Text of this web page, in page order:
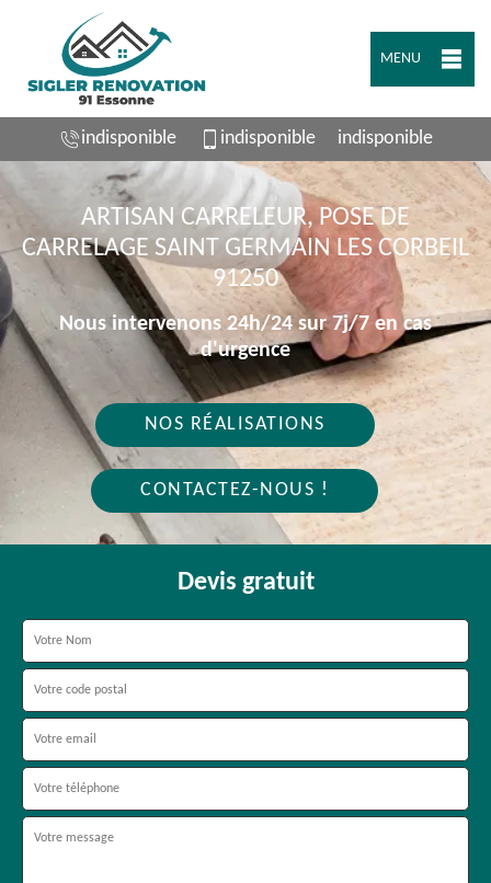
MENU
indisponible indisponible indisponible
ARTISAN CARRELEUR, POSE DE
CARRELAGE SAINT GERMAIN LES CORBEIL
91250
Nous intervenons 24h/24 sur 7j/7 en cas
d'urgence
NOS RÉALISATIONS
CONTACTEZ-NOUS !
Devis gratuit